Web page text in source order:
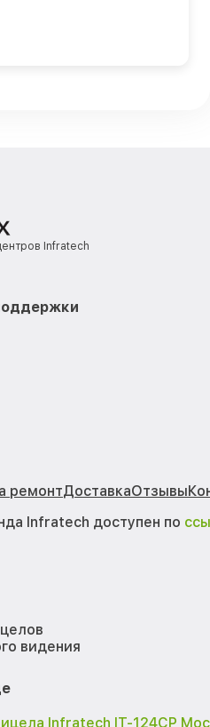
Infratech
ремонтДоставкаОтзывы
Infratech доступен по
видения
Infratech IT-124CP